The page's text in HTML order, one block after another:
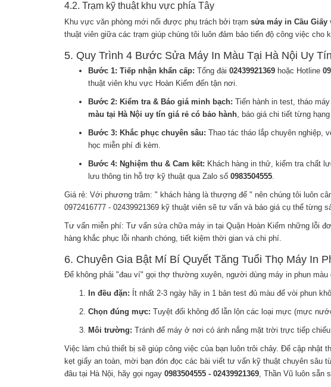
4.2. Trạm kỹ thuật khu vực phía Tây
Khu vực văn phòng mới nổi được phụ trách bởi trạm sửa máy in Cầu Giấy
thuật viên giữa các trạm giúp chúng tôi luôn đảm bảo tiến độ công việc cho
5. Quy Trình 4 Bước Sửa Máy In Màu Tại Hà Nội Uy
Bước 1: Tiếp nhận khẩn cấp: Tổng đài 02439921369hoặc Hotline
thuật viên khu vực Hoàn Kiếm đến tận nơi.
Bước 2: Kiểm tra & Báo giá minh bạch: Tiến hành in test, tháo
màu tại Hà Nội uy tín giá rẻ có bảo hành, báo giá chi tiết từng
Bước 3: Khắc phục chuyên sâu: Thao tác tháo lắp chuyên nghiệp,
học miễn phí đi kèm.
Bước 4: Nghiệm thu & Cam kết: Khách hàng in thử, kiểm tra chất
lưu thông tin hỗ trợ kỹ thuật qua Zalo số 0983504555.
Giá rẻ: Với phương trâm: " khách hàng là thượng đế " nên chúng tôi luôn
0972416777 - 02439921369 kỹ thuật viên sẽ tư vấn và báo giá cụ thể từng
Tư vấn miễn phí: Tư vấn sửa chữa máy in tại Quận Hoàn Kiếm những lỗi
hàng khắc phục lỗi nhanh chóng, tiết kiệm thời gian và chi phí.
6. Chuyên Gia Bật Mí Bí Quyết Tăng Tuổi Thọ Máy In
Để không phải "đau ví" gọi thợ thường xuyên, người dùng máy in phun
In đều đặn: Ít nhất 2-3 ngày hãy in 1 bản test đủ màu để vòi phun
Chọn đúng mực: Tuyệt đối không đổ lẫn lộn các loại mực (mực
Môi trường: Tránh để máy ở nơi có ánh nắng mặt trời trực tiếp
Việc làm chủ thiết bị sẽ giúp công việc của bạn luôn trôi chảy. Để cập
kẹt giấy an toàn, mời bạn đón đọc các bài viết tư vấn kỹ thuật chuyên sâutừ
đâu tại Hà Nội, hãy gọi ngay 0983504555 - 02439921369, Thần Vũ luôn sẵn